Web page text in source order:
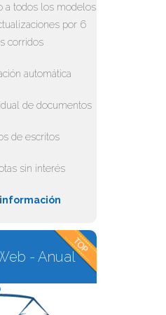
a todos los modelos
por 6
corridos
automática
de documentos
de escritos
sin interés
- Anual